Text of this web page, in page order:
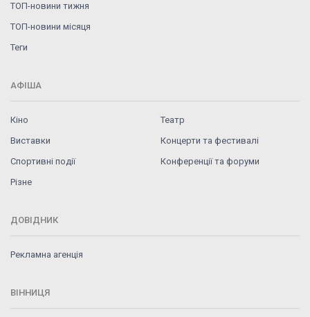
ТОП-новини тижня
ТОП-новини місяця
Теги
АФІША
Кіно
Театр
Виставки
Концерти та фестивалі
Спортивні події
Конференції та форуми
Різне
ДОВІДНИК
Рекламна агенція
ВІННИЦЯ